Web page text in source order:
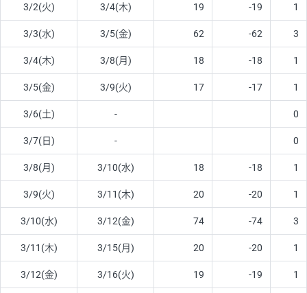
3/2(火) 3/4(木) 19 -19 1
3/3(水) 3/5(金) 62 -62 3
3/4(木) 3/8(月) 18 -18 1
3/5(金) 3/9(火) 17 -17 1
3/6(土) - 0
3/7(日) - 0
3/8(月) 3/10(水) 18 -18 1
3/9(火) 3/11(木) 20 -20 1
3/10(水) 3/12(金) 74 -74 3
3/11(木) 3/15(月) 20 -20 1
3/12(金) 3/16(火) 19 -19 1